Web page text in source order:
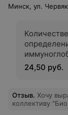
Минск, ул.
вирусу кори
24,50 руб.
Отзыв. Хочу
коллективу